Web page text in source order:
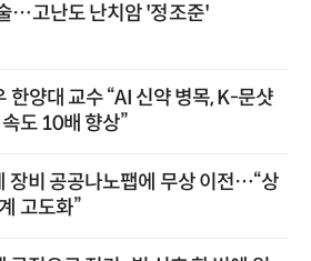
…고난도 난치암 '정조준'
한양대 교수 “AI 신약 병목, K-문샷
도 10배 향상”
장비 공공나노팹에 무상 이전…“상
고도화”